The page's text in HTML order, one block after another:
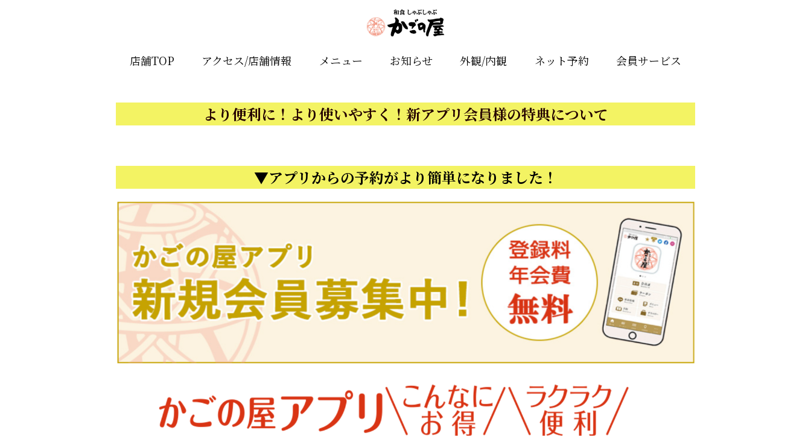
店舗TOP アクセス/店舗情報 メニュー お知らせ 外観/内観 ネット予約 会員サービス
より便利に！より使いやすく！新アプリ会員様の特典について
▼アプリからの予約がより簡単になりました！